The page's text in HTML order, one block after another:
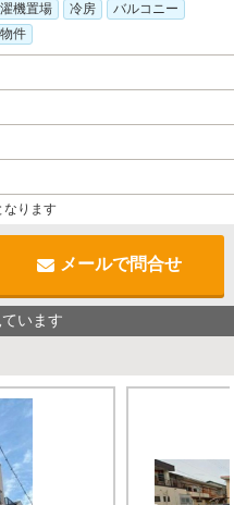
機置場 冷房
バルコニー
件
なります
メールで問合せ
います